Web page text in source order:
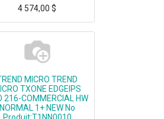
4 574,00 $
MICRO TREND
TXONE EDGEIPS
216-COMMERCIAL HW
NORMAL 1+ NEW No